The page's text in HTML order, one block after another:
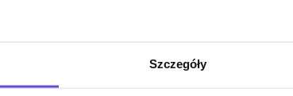
Szczegóły